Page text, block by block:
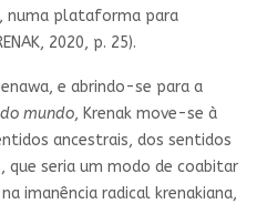
numa plataforma para
2020, p. 25).
e abrindo-se para a
mundo, Krenak move-se à
ancestrais, dos sentidos
que seria um modo de coabitar
imanência radical krenakiana,